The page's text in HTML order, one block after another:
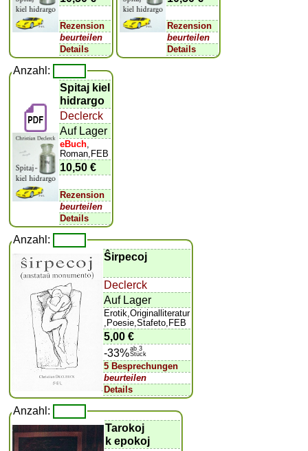
Rezension
beurteilen
Details
Rezension
beurteilen
Details
Anzahl:
Spitaj kiel
hidrargo
Declerck
Auf Lager
eBuch
Roman,FEB
10,50 €
Rezension
beurteilen
Details
Anzahl:
Ŝirpecoj
Declerck
Auf Lager
Erotik,Originalliteratur
,Poesie,Stafeto,FEB
5,00 €
-33%ab 3
Stück
5 Besprechungen
beurteilen
Details
Anzahl:
Tarokoj
k epokoj